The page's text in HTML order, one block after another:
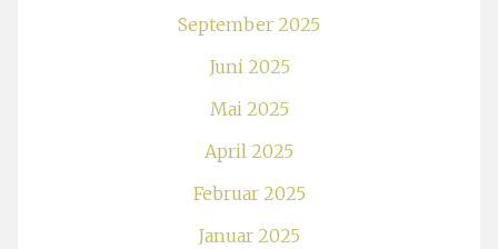
September 2025
Juni 2025
Mai 2025
April 2025
Februar 2025
Januar 2025